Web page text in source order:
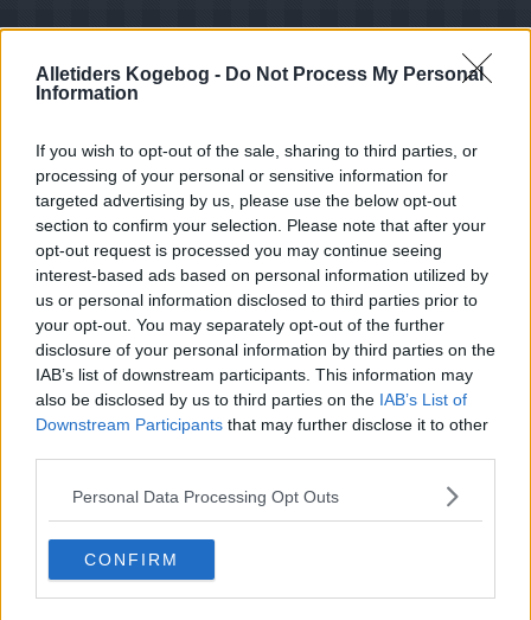
Alletiders Kogebog - Do Not Process My Personal
Information
If you wish to opt-out of the sale, sharing to third parties, or
processing of your personal or sensitive information for
targeted advertising by us, please use the below opt-out
section to confirm your selection. Please note that after your
opt-out request is processed you may continue seeing
interest-based ads based on personal information utilized by
us or personal information disclosed to third parties prior to
your opt-out. You may separately opt-out of the further
disclosure of your personal information by third parties on the
IAB’s list of downstream participants. This information may
also be disclosed by us to third parties on the IAB’s List of
Downstream Participants that may further disclose it to other
Personal Data Processing Opt Outs
CONFIRM
Opskriftsinfo
Hovedretter
Hovedingrediens :Kalkun-Kalkunschnitzel
Oprindelsesland :Danmark
Fryseegnet : Er fryseegnet
Indsendt :2002-07-12
Bedøm retten